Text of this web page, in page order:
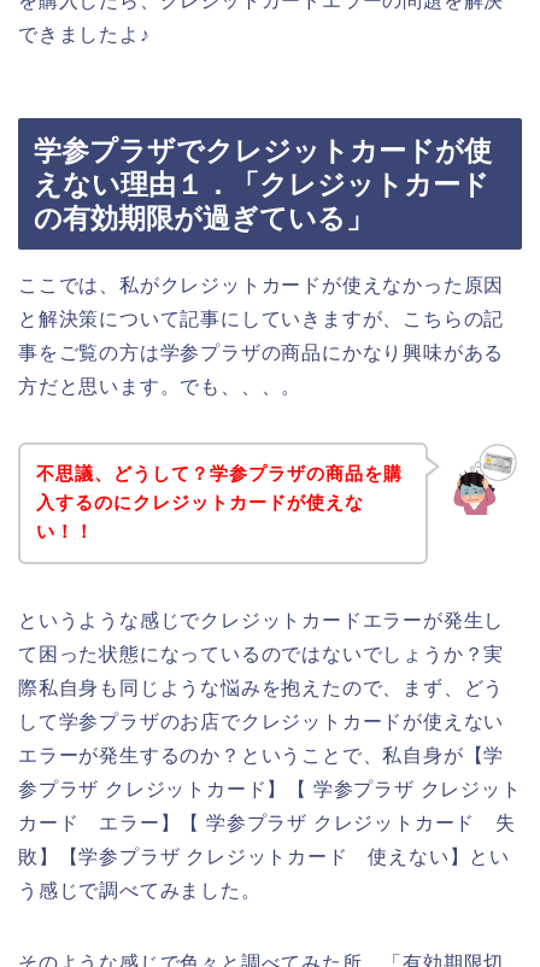
できましたよ♪
学参プラザでクレジットカードが使
えない理由１．「クレジットカード
の有効期限が過ぎている」
ここでは、私がクレジットカードが使えなかった原因
と解決策について記事にしていきますが、こちらの記
事をご覧の方は学参プラザの商品にかなり興味がある
方だと思います。でも、、、。
不思議、どうして？学参プラザの商品を購
入するのにクレジットカードが使えな
い！！
というような感じでクレジットカードエラーが発生し
て困った状態になっているのではないでしょうか？実
際私自身も同じような悩みを抱えたので、まず、どう
して学参プラザのお店でクレジットカードが使えない
エラーが発生するのか？ということで、私自身が【学
参プラザ クレジットカード】【 学参プラザ クレジット
カード エラー】【 学参プラザ クレジットカード 失
敗】【学参プラザ クレジットカード 使えない】とい
う感じで調べてみました。